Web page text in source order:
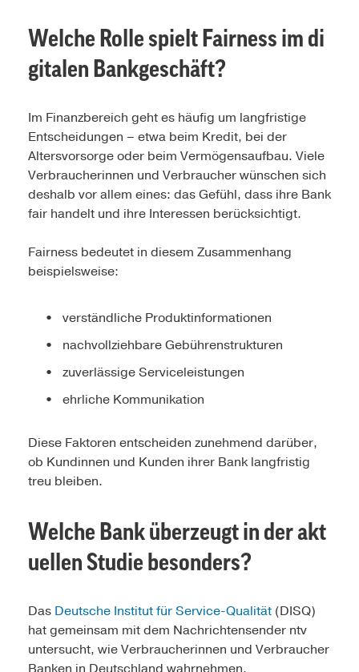
Welche Rolle spielt Fairness im di
gitalen Bankgeschäft?
Im Finanzbereich geht es häufig um langfristige
Entscheidungen – etwa beim Kredit, bei der
Altersvorsorge oder beim Vermögensaufbau. Viele
Verbraucherinnen und Verbraucher wünschen sich
deshalb vor allem eines: das Gefühl, dass ihre Bank
fair handelt und ihre Interessen berücksichtigt.
Fairness bedeutet in diesem Zusammenhang
beispielsweise:
verständliche Produktinformationen
nachvollziehbare Gebührenstrukturen
zuverlässige Serviceleistungen
ehrliche Kommunikation
Diese Faktoren entscheiden zunehmend darüber,
ob Kundinnen und Kunden ihrer Bank langfristig
treu bleiben.
Welche Bank überzeugt in der akt
uellen Studie besonders?
Das Deutsche Institut für Service-Qualität (DISQ)
hat gemeinsam mit dem Nachrichtensender ntv
untersucht, wie Verbraucherinnen und Verbraucher